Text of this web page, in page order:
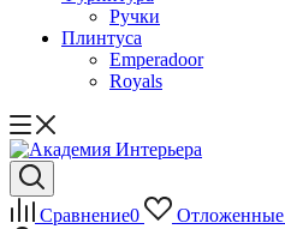
Ручки
Плинтуса
Emperadoor
Royals
Сравнение0 Отложенные